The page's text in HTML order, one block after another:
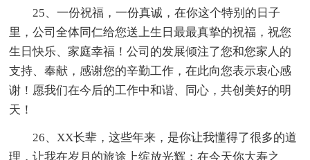
25、一份祝福，一份真诚，在你这个特别的日子
里，公司全体同仁给您送上生日最最真挚的祝福，祝您
生日快乐、家庭幸福！公司的发展倾注了您和您家人的
支持、奉献，感谢您的辛勤工作，在此向您表示衷心感
谢！愿我们在今后的工作中和谐、同心，共创美好的明
天！
26、XX长辈，这些年来，是你让我懂得了很多的道
理，让我在岁月的旅途上缤放光辉；在今天你大寿之